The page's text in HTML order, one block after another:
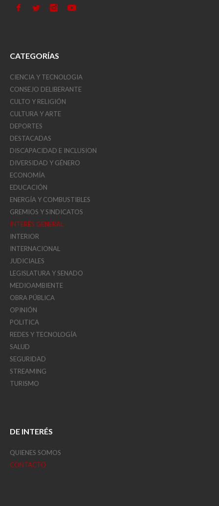
CATEGORÍAS
CIENCIA Y TECNOLOGIA
CONSEJO DELIBERANTE
CULTO Y RELIGIÓN
CULTURA Y ARTE
DEPORTES
DESTACADAS
DISCAPACIDAD E INCLUSION
DIVERSIDAD Y GÉNERO
ECONOMÍA
EDUCACIÓN
ENERGÍA Y COMBUSTIBLES
GREMIOS Y SINDICATOS
INTERÉS GENERAL
INTERIOR
INTERNACIONAL
JUDICIALES
LEGISLATURA Y SENADO
MEDIOAMBIENTE
OBRA PÚBLICA
OPINIÓN
POLITICA
REDES Y TECNOLOGÍA
SALUD
SEGURIDAD
STREAMING
TURISMO
DE INTERÉS
QUIENES SOMOS
CONTACTO